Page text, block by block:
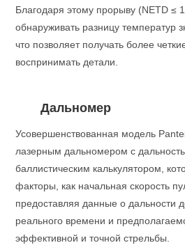
Благодаря этому прорыву (NETD ≤
обнаруживать разницу температур
что позволяет получать более
воспринимать детали.
Дальномер
Усовершенствованная модель
лазерным дальномером с
баллистическим калькулятором,
факторы, как начальная скорость
предоставляя данные о дальности
реального времени и
эффективной и точной стрельбы.